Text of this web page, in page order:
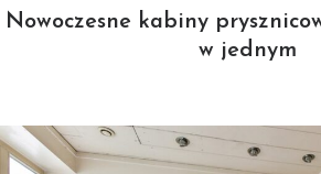
Nowoczesne kabiny
w jednym